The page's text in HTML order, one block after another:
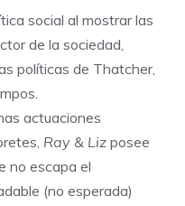
social al mostrar las
de la sociedad,
políticas de Thatcher,
actuaciones
Ray & Liz posee
no escapa el
(no esperada)